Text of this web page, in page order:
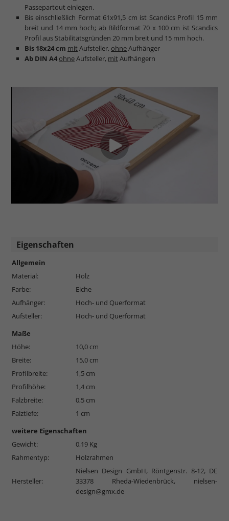
Passepartout einlegen.
Bis einschließlich Format 61x91,5 cm ist Scandics Profil 15 mm
breit und 14 mm hoch; ab Bildformat 70 x 100 cm ist Scandics
Profil aus Stabilitätsgründen 20 mm breit und 15 mm hoch.
Bis 18x24 cm mit Aufsteller, ohneAufhänger
Ab DIN A4 ohneAufsteller, mit Aufhängern
Eigenschaften
Allgemein
Material:
Holz
Farbe:
Eiche
Aufhänger:
Hoch- und Querformat
Aufsteller:
Hoch- und Querformat
Maße
Höhe:
10,0 cm
Breite:
15,0 cm
Profilbreite:
1,5 cm
Profilhöhe:
1,4 cm
Falzbreite:
0,5 cm
Falztiefe:
1 cm
weitere Eigenschaften
Gewicht:
0,19 Kg
Rahmentyp:
Holzrahmen
Hersteller:
Nielsen Design GmbH, Röntgenstr. 8-12, DE
33378 Rheda-Wiedenbrück, nielsen-
design@gmx.de